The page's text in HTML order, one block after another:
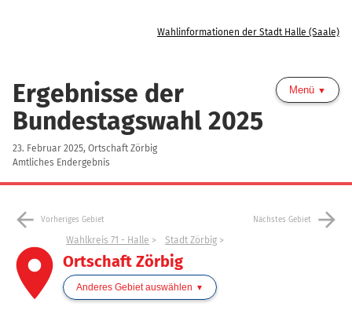
Wahlinformationen der Stadt Halle (Saale)
Ergebnisse der
Bundestagswahl 2025
23. Februar 2025, Ortschaft Zörbig
Amtliches Endergebnis
Menü
arrow_back Vorheriges Gebiet Nächstes Gebiet arrow_forward
place
Wahlkreis 71 - Halle Stadt Zörbig
Ortschaft Zörbig
Anderes Gebiet auswählen